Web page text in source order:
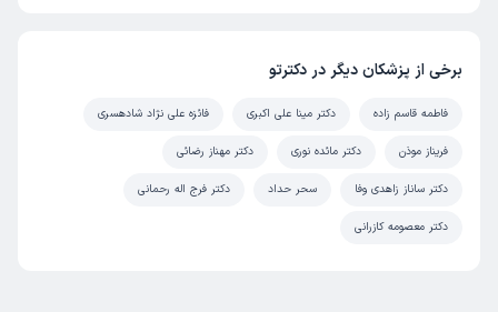
برخی از پزشکان دیگر در دکترتو
فاطمه قاسم زاده دکتر مینا علی اکبری فائزه علی نژاد شادهسری
فریناز موذن دکتر مائده نوری دکتر مهناز رضائی
دکتر ساناز زاهدی وفا سحر حداد دکتر فرج اله رحمانی
دکتر معصومه کازرانی